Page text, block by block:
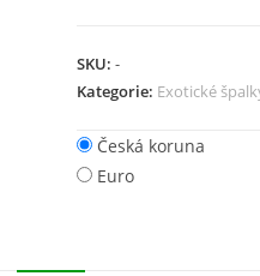
SKU: -
Kategorie: Exotické
Česká koruna
Euro